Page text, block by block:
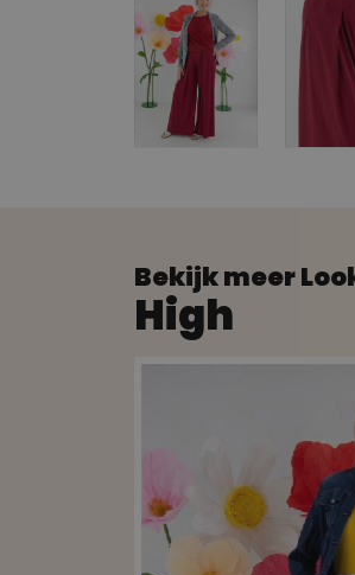
Bekijk meer
High